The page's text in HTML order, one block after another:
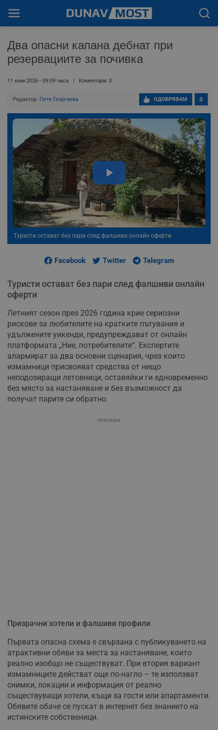
Два опасни капана дебнат при
резервациите за почивка
11 юни 2026 - 09:09 часа Коментари: 0
Редактор: Петя Георгиева 0
ОДОБРЯВАМ
Туристи остават без пари след фалшиви онлайн оферти
Facebook Twitter Telegram
Туристи остават без пари след фалшиви онлайн
оферти
Летният сезон през 2026 година крие сериозни
рискове за любителите на кратките пътувания и
удължените уикенди, предупреждават от онлайн
платформата „Ние, потребителите“. Експертите
алармират за два основни сценария, чрез които
измамници присвояват средства от нищо
неподозиращи летовници, оставяйки ги едновременно
без място за настаняване и без възможност да
получат парите си обратно.
РЕКЛАМА
Призрачни хотели и фалшиви профили
Първата опасна схема е свързана с публикуването на
атрактивни обяви за места за настаняване, които
реално изобщо не съществуват. При втория вариант
измамниците действат още по-нагло – те използват
снимки, локации и информация от реално
съществуващи хотели, къщи за гости или апартаменти.
Обявите обаче се пускат в интернет без знанието на
истинските собственици.